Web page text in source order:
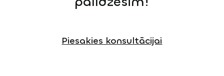
Piesakies konsultācijai